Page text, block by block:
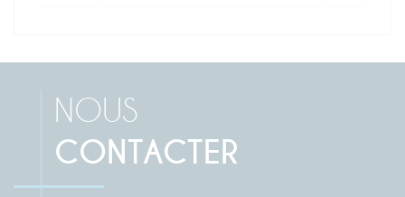
NOUS
CONTACTER